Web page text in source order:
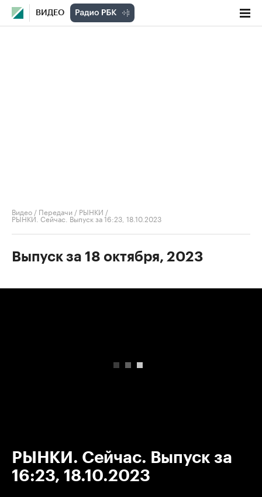
ВИДЕО
Видео / Передачи / РЫНКИ /
РЫНКИ. Сейчас. Выпуск за 16:23, 18.10.2023
Выпуск за 18 октября, 2023
РЫНКИ. Сейчас. Выпуск за
16:23, 18.10.2023